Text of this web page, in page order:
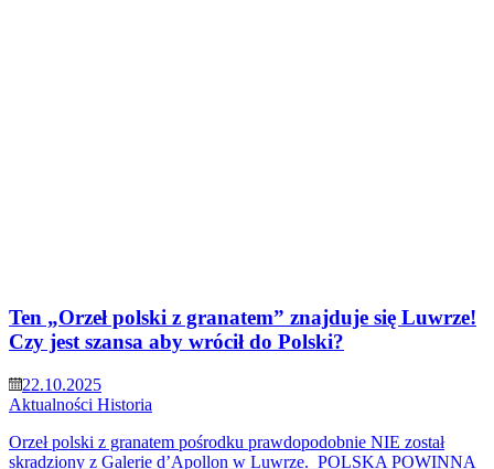
Ten „Orzeł polski z granatem” znajduje się Luwrze!
Czy jest szansa aby wrócił do Polski?
22.10.2025
Aktualności Historia
Orzeł polski z granatem pośrodku prawdopodobnie NIE został
skradziony z Galerie d’Apollon w Luwrze. POLSKA POWINNA